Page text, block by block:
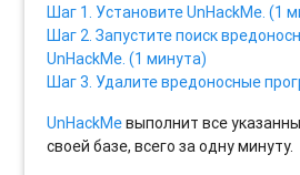
Шаг 1. Установите UnHackMe. (1
Шаг 2. Запустите поиск
UnHackMe. (1 минута)
Шаг 3. Удалите вредоносные
UnHackMeвыполнит все
своей базе, всего за одну минуту.